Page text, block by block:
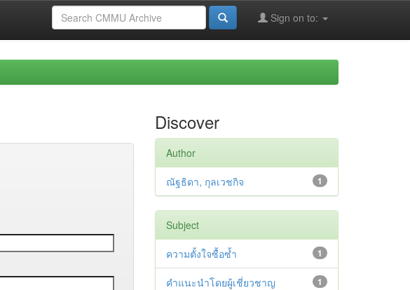
Sign on to:
Discover
Author
1
ณัฐธิดา, กุลเวชกิจ
Subject
1
ความตั้งใจซื้อซ้ำ
1
คำแนะนำโดยผู้เชี่ยวชาญ